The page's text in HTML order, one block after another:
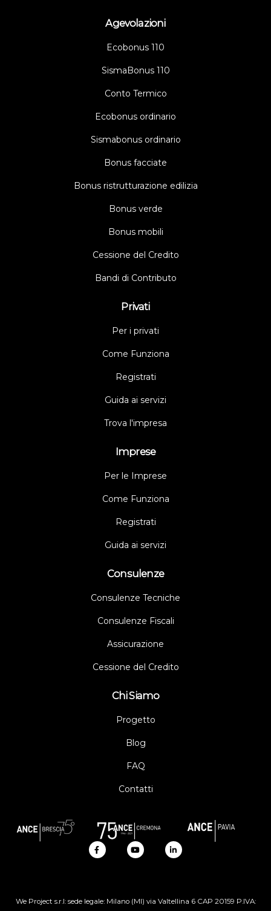
Agevolazioni
Ecobonus 110
SismaBonus 110
Conto Termico
Ecobonus ordinario
Sismabonus ordinario
Bonus facciate
Bonus ristrutturazione edilizia
Bonus verde
Bonus mobili
Cessione del Credito
Bandi di Contributo
Privati
Per i privati
Come Funziona
Registrati
Guida ai servizi
Trova l'impresa
Imprese
Per le Imprese
Come Funziona
Registrati
Guida ai servizi
Consulenze
Consulenze Tecniche
Consulenze Fiscali
Assicurazione
Cessione del Credito
Chi Siamo
Progetto
Blog
FAQ
Contatti
We Project s.r.l: sede legale: Milano (MI) via Valtellina 6 CAP 20159 P.IVA: